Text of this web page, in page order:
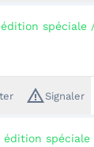
édition spéciale
warning_amberSignaler
édition spéciale